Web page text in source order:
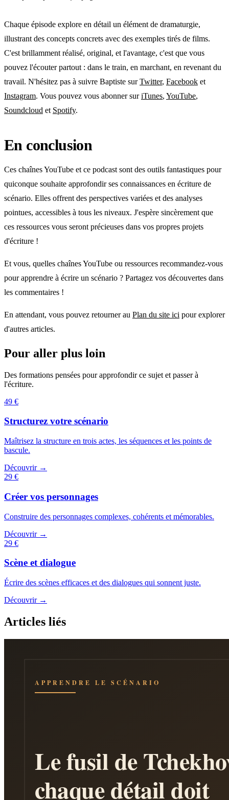
Chaque épisode explore en détail un élément de dramaturgie,
illustrant des concepts concrets avec des exemples tirés de films.
C'est brillamment réalisé, original, et l'avantage, c'est que vous
pouvez l'écouter partout : dans le train, en marchant, en revenant du
travail. N'hésitez pas à suivre Baptiste surTwitter, Facebook et
Instagram. Vous pouvez vous abonner suriTunes, YouTube,
Soundcloud et Spotify.
En conclusion
Ces chaînes YouTube et ce podcast sont des outils fantastiques pour
quiconque souhaite approfondir ses connaissances en écriture de
scénario. Elles offrent des perspectives variées et des analyses
pointues, accessibles à tous les niveaux. J'espère sincèrement que
ces ressources vous seront précieuses dans vos propres projets
d'écriture !
Et vous, quelles chaînes YouTube ou ressources recommandez-vous
pour apprendre à écrire un scénario ? Partagez vos découvertes dans
les commentaires !
En attendant, vous pouvez retourner au Plan du site ici pour explorer
d'autres articles.
Pour aller plus loin
Des formations pensées pour approfondir ce sujet et passer à
l'écriture.
49 €
Structurez votre scénario
Maîtrisez la structure en trois actes, les séquences et les points de
bascule.
Découvrir →
29 €
Créer vos personnages
Construire des personnages complexes, cohérents et mémorables.
Découvrir →
29 €
Scène et dialogue
Écrire des scènes efficaces et des dialogues qui sonnent juste.
Découvrir →
Articles liés